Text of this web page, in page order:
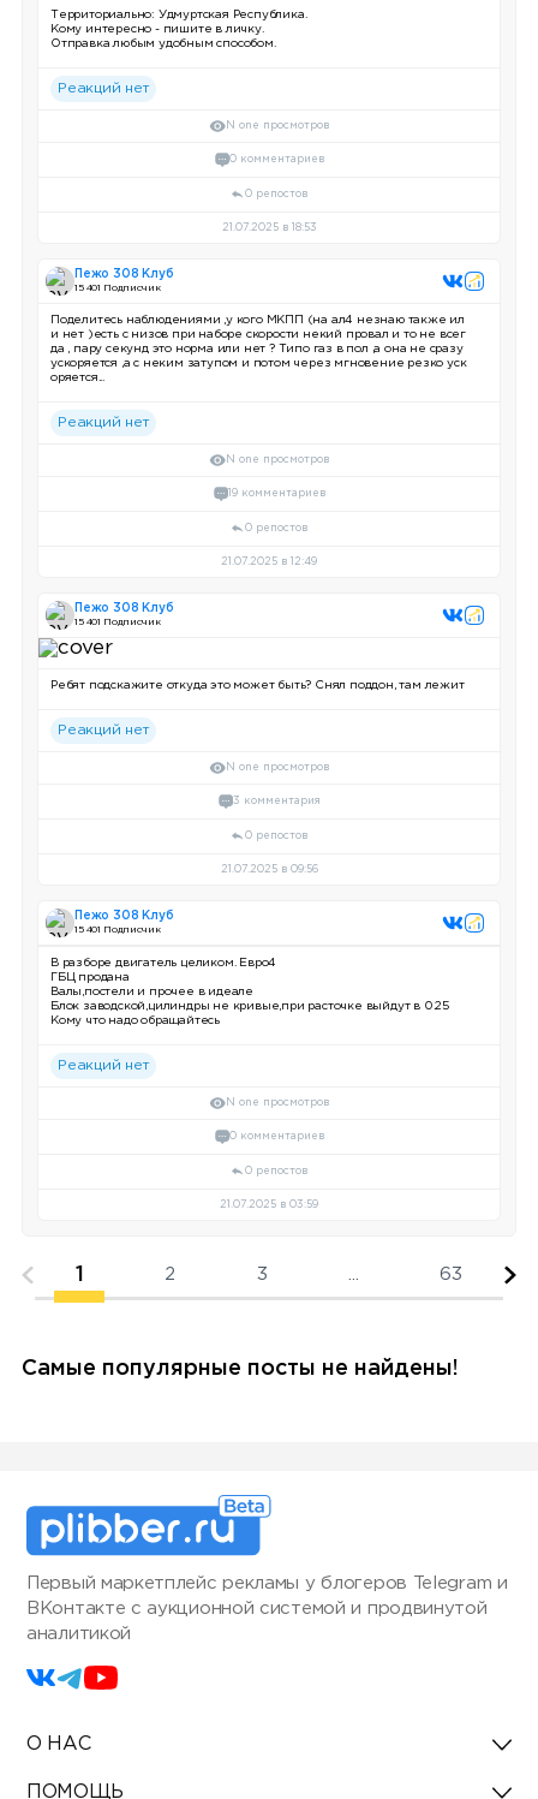
Территориально: Удмуртская Республика.
Кому интересно - пишите в личку.
Отправка любым удобным способом.
Реакций нет
N one просмотров
0 комментариев
0 репостов
21.07.2025 в 18:53
Пежо 308 Клуб
15 401 Подписчик
Поделитесь наблюдениями ,у кого МКПП (на ал4 незнаю также ил
и нет )есть с низов при наборе скорости некий провал и то не всег
да , пару секунд это норма или нет ? Типо газ в пол ,а она не сразу
ускоряется ,а с неким затупом и потом через мгновение резко уск
оряется...
Реакций нет
N one просмотров
19 комментариев
0 репостов
21.07.2025 в 12:49
Пежо 308 Клуб
15 401 Подписчик
Ребят подскажите откуда это может быть? Снял поддон, там лежит
Реакций нет
N one просмотров
3 комментария
0 репостов
21.07.2025 в 09:56
Пежо 308 Клуб
15 401 Подписчик
В разборе двигатель целиком. Евро4
ГБЦ продана
Валы,постели и прочее в идеале
Блок заводской,цилиндры не кривые,при расточке выйдут в 0.25
Кому что надо обращайтесь
Реакций нет
N one просмотров
0 комментариев
0 репостов
21.07.2025 в 03:59
1 2 3 63
Самые популярные посты не найдены!
Первый маркетплейс рекламы у блогеров Telegram и
ВКонтакте с аукционной системой и продвинутой
аналитикой
О НАС
ПОМОЩЬ